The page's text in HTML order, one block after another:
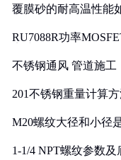
覆膜砂的耐高温性能
RU7088R功率
不锈钢通风 管道施工
201不锈钢重量计算
M20螺纹大径和小径
1-1/4 NPT螺纹参数